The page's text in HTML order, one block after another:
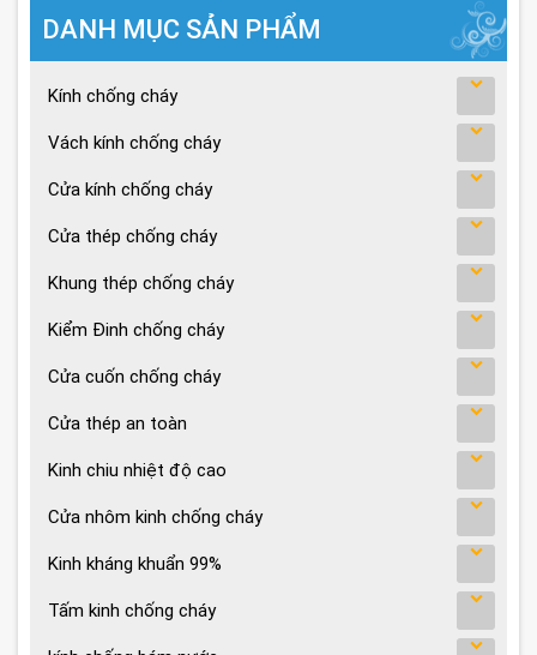
DANH MỤC SẢN PHẨM
Kính chống cháy
Vách kính chống cháy
Cửa kính chống cháy
Cửa thép chống cháy
Khung thép chống cháy
Kiểm Đinh chống cháy
Cửa cuốn chống cháy
Cửa thép an toàn
Kinh chiu nhiệt độ cao
Cửa nhôm kinh chống cháy
Kinh kháng khuẩn 99%
Tấm kinh chống cháy